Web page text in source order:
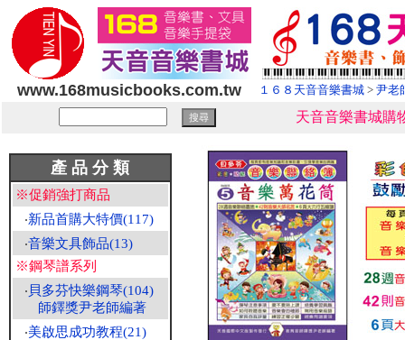
www.168musicbooks.com.tw １６８天音音樂書城 > 尹老
天音音樂書城購
產 品 分 類
※促銷強打商品
‧新品首購大特價(117)
‧音樂文具飾品(13)
※鋼琴譜系列
‧ 貝多芬快樂鋼琴(104)
師鐸獎尹老師編著
‧美啟思成功教程(21)